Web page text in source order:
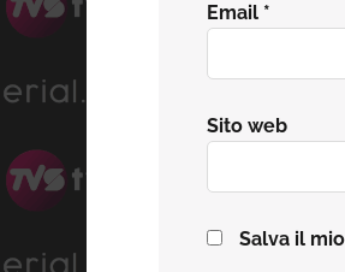
Email *
Sito web
Salva il